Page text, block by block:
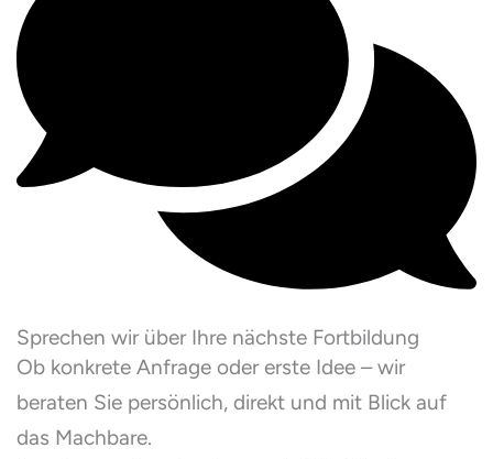
Sprechen wir über Ihre nächste Fortbildung
Ob konkrete Anfrage oder erste Idee – wir
beraten Sie persönlich, direkt und mit Blick auf
das Machbare.